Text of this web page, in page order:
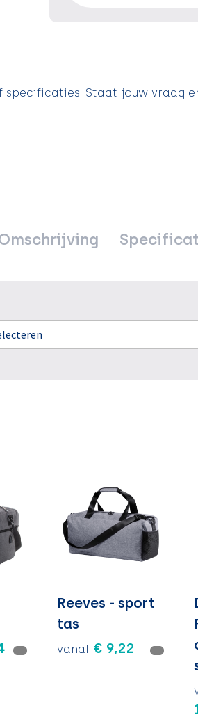
Staat jouw vraag
Reeves - sport
tas
vanaf € 9,22